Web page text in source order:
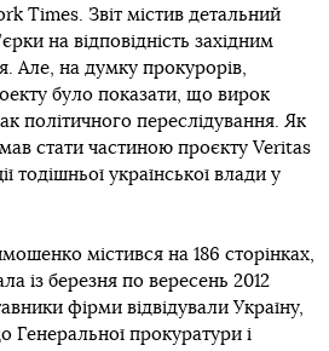
Times. Звіт містив детальний
на відповідність західним
Але, на думку прокурорів,
було показати, що вирок
політичного переслідування. Як
стати частиною проєкту Veritas
тодішньої української влади у
містився на 186 сторінках,
із березня по вересень 2012
фірми відвідували Україну,
Генеральної прокуратури і